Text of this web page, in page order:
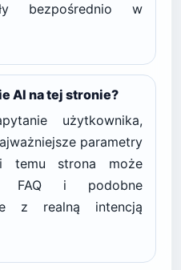
bezpośrednio w
AI na tej stronie?
użytkownika,
parametry
temu strona może
FAQ i podobne
z realną intencją